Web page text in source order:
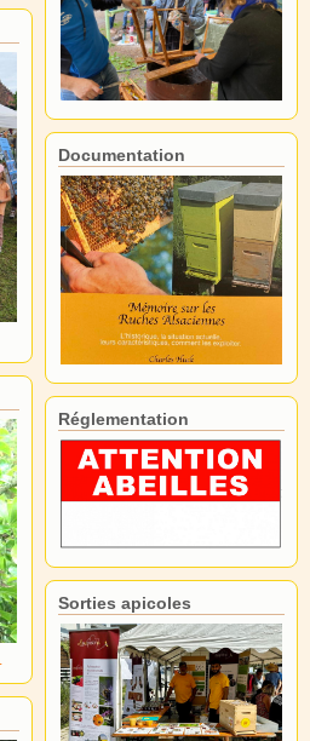
Documentation
Réglementation
Sorties apicoles